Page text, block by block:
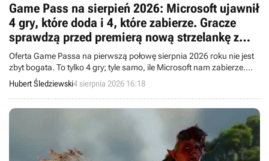
Game Pass na sierpień 2026: Microsoft ujawnił
4 gry, które doda i 4, które zabierze. Gracze
sprawdzą przed premierą nową strzelankę z
kultowej serii
Oferta Game Passa na pierwszą połowę sierpnia 2026 roku nie jest
zbyt bogata. To tylko 4 gry; tyle samo, ile Microsoft nam zabierze.
Niejako na pocieszenie dostaniemy betę Gears of War: E-Day.
Hubert Śledziewski4 sierpnia 2026 16:18